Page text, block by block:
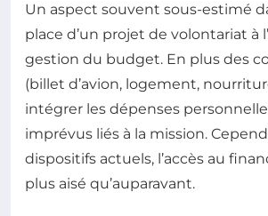
Un aspect souvent sous-estimé
place d’un projet de volontariat à
gestion du budget. En plus des
(billet d’avion, logement,
intégrer les dépenses
imprévus liés à la mission.
dispositifs actuels, l’accès au
plus aisé qu’auparavant.